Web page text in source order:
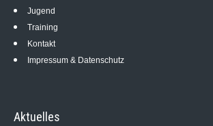
Jugend
Training
Kontakt
Impressum & Datenschutz
Aktuelles